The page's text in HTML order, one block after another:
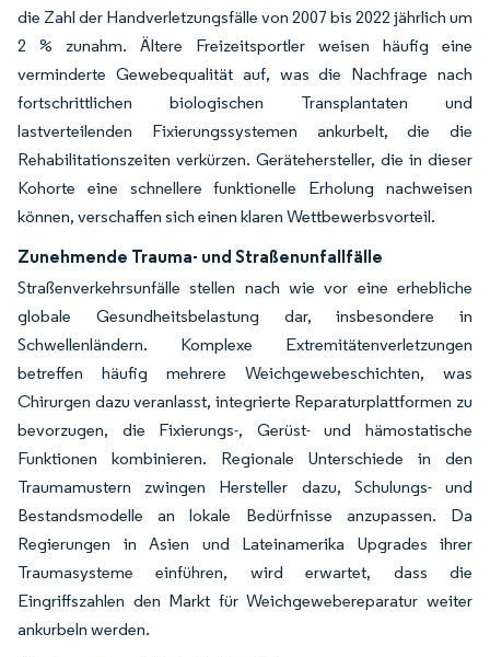
die Zahl der Handverletzungsfälle von 2007 bis 2022 jährlich um
2 % zunahm. Ältere Freizeitsportler weisen häufig eine
verminderte Gewebequalität auf, was die Nachfrage nach
fortschrittlichen biologischen Transplantaten und
lastverteilenden Fixierungssystemen ankurbelt, die die
Rehabilitationszeiten verkürzen. Gerätehersteller, die in dieser
Kohorte eine schnellere funktionelle Erholung nachweisen
können, verschaffen sich einen klaren Wettbewerbsvorteil.
Zunehmende Trauma- und Straßenunfallfälle
Straßenverkehrsunfälle stellen nach wie vor eine erhebliche
globale Gesundheitsbelastung dar, insbesondere in
Schwellenländern. Komplexe Extremitätenverletzungen
betreffen häufig mehrere Weichgewebeschichten, was
Chirurgen dazu veranlasst, integrierte Reparaturplattformen zu
bevorzugen, die Fixierungs-, Gerüst- und hämostatische
Funktionen kombinieren. Regionale Unterschiede in den
Traumamustern zwingen Hersteller dazu, Schulungs- und
Bestandsmodelle an lokale Bedürfnisse anzupassen. Da
Regierungen in Asien und Lateinamerika Upgrades ihrer
Traumasysteme einführen, wird erwartet, dass die
Eingriffszahlen den Markt für Weichgewebereparatur weiter
ankurbeln werden.